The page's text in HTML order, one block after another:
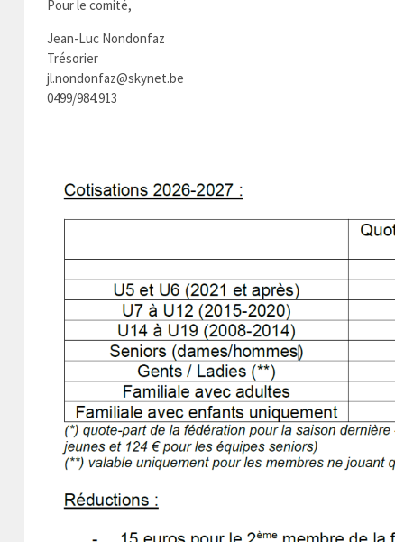
Pour le comité,
Jean-Luc Nondonfaz
Trésorier
jl.nondonfaz@skynet.be
0499/984.913 0485/